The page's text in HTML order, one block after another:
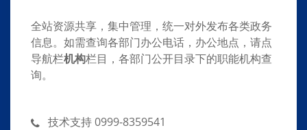
全站资源共享，集中管理，统一对外发布各类政务
信息。如需查询各部门办公电话，办公地点，请点
导航栏机构栏目，各部门公开目录下的职能机构查
询。
技术支持 0999-8359541